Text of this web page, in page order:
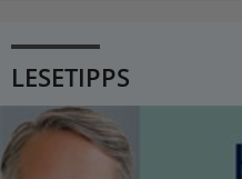
LESETIPPS